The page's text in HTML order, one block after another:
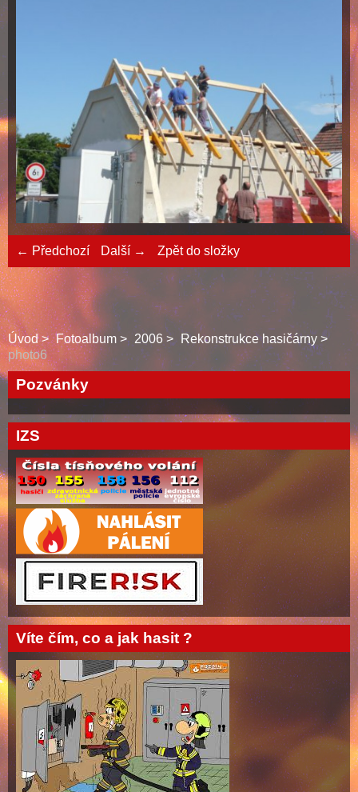
← Předchozí Další → Zpět do složky
Úvod Fotoalbum 2006
Rekonstrukce hasičárny
photo6
Pozvánky
IZS
Víte čím, co a jak hasit ?